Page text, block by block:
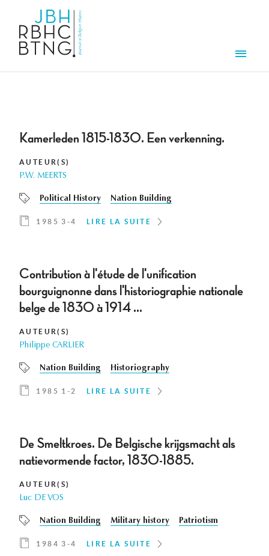
Kamerleden 1815-1830. Een verkenning.
AUTEUR(S)
P.W. MEERTS
Political History Nation Building
1985 3-4 LIRE LA SUITE
Contribution à l'étude de l'unification
bourguignonne dans l'historiographie nationale
belge de 1830 à 1914 ...
AUTEUR(S)
Philippe CARLIER
Nation Building Historiography
1985 1-2 LIRE LA SUITE
De Smeltkroes. De Belgische krijgsmacht als
natievormende factor, 1830-1885.
AUTEUR(S)
Luc DE VOS
Nation Building Military history Patriotism
1984 3-4 LIRE LA SUITE